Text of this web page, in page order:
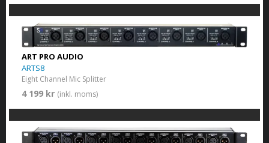
ART PRO AUDIO
ARTS8
Eight Channel Mic Splitter
4 199 kr (inkl. moms)